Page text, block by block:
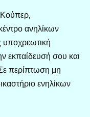
Κούπερ,
ανηλίκων
εκπαίδευσή σου και
περίπτωση μη
ενηλίκων